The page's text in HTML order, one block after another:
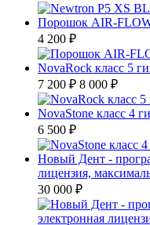
Порошок AIR-FLOW
4 200 ₽
NovaRock класс 5
7 200 ₽ 8 000 ₽
NovaStone класс 4
6 500 ₽
Новый Дент -
лицензия,
30 000 ₽